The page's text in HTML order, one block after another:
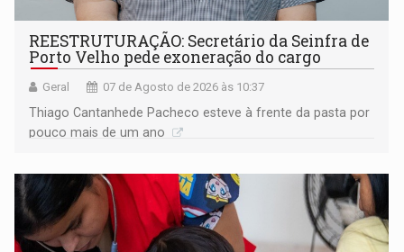
REESTRUTURAÇÃO: Secretário da Seinfra de
Porto Velho pede exoneração do cargo
Geral 07 de Agosto de 2026 às 10:37
Thiago Cantanhede Pacheco esteve à frente da pasta por
pouco mais de um ano